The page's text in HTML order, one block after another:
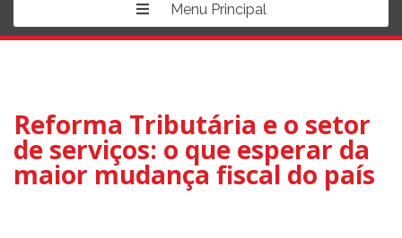
Menu Principal
Reforma Tributária e o setor
de serviços: o que esperar da
maior mudança fiscal do país